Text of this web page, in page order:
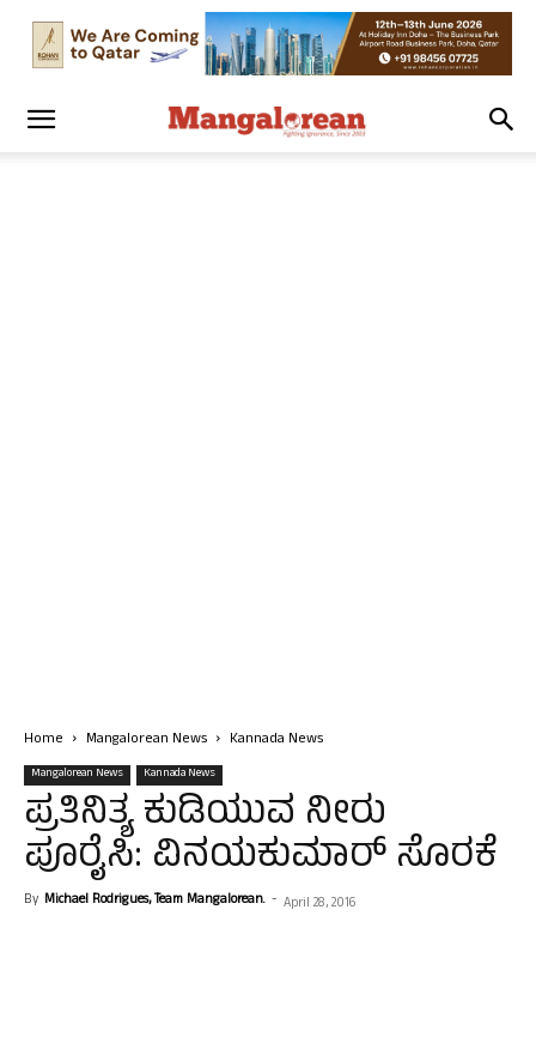
Home Mangalorean News Kannada News
Mangalorean News Kannada News
ಪ್ರತಿನಿತ್ಯ ಕುಡಿಯುವ ನೀರು
ಪೂರೈಸಿ: ವಿನಯಕುಮಾರ್ ಸೊರಕೆ
By Michael Rodrigues, Team Mangalorean. - April 28, 2016